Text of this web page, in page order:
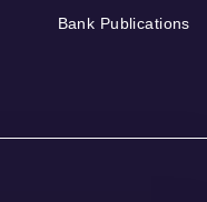
Bank Publications